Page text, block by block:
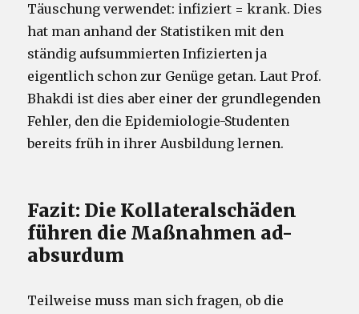
Täuschung verwendet: infiziert = krank. Dies
hat man anhand der Statistiken mit den
ständig aufsummierten Infizierten ja
eigentlich schon zur Genüge getan. Laut Prof.
Bhakdi ist dies aber einer der grundlegenden
Fehler, den die Epidemiologie-Studenten
bereits früh in ihrer Ausbildung lernen.
Fazit: Die Kollateralschäden
führen die Maßnahmen ad-
absurdum
Teilweise muss man sich fragen, ob die